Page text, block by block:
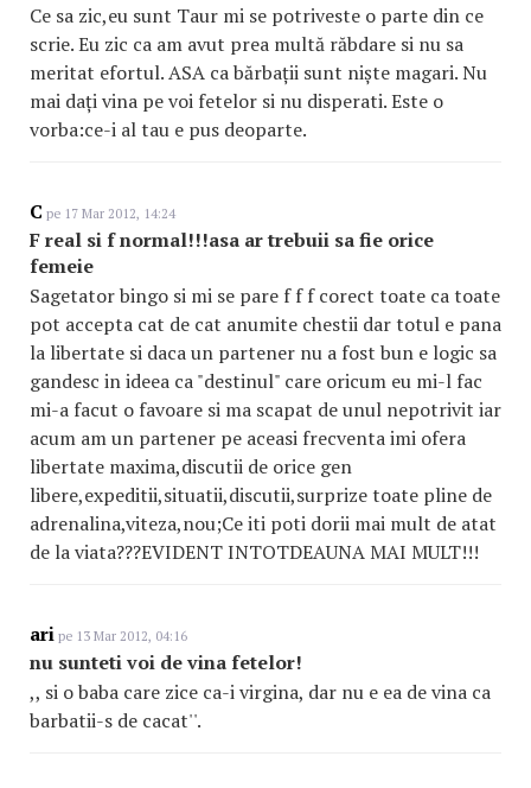
Ce sa zic,eu sunt Taur mi se potriveste o parte din ce
scrie. Eu zic ca am avut prea multă răbdare si nu sa
meritat efortul. ASA ca bărbații sunt niște magari. Nu
mai dați vina pe voi fetelor si nu disperati. Este o
vorba:ce-i al tau e pus deoparte.
C pe 17 Mar 2012, 14:24
F real si f normal!!!asa ar trebuii sa fie orice
femeie
Sagetator bingo si mi se pare f f f corect toate ca toate
pot accepta cat de cat anumite chestii dar totul e pana
la libertate si daca un partener nu a fost bun e logic sa
gandesc in ideea ca "destinul" care oricum eu mi-l fac
mi-a facut o favoare si ma scapat de unul nepotrivit iar
acum am un partener pe aceasi frecventa imi ofera
libertate maxima,discutii de orice gen
libere,expeditii,situatii,discutii,surprize toate pline de
adrenalina,viteza,nou;Ce iti poti dorii mai mult de atat
de la viata???EVIDENT INTOTDEAUNA MAI MULT!!!
ari pe 13 Mar 2012, 04:16
nu sunteti voi de vina fetelor!
,, si o baba care zice ca-i virgina, dar nu e ea de vina ca
barbatii-s de cacat''.